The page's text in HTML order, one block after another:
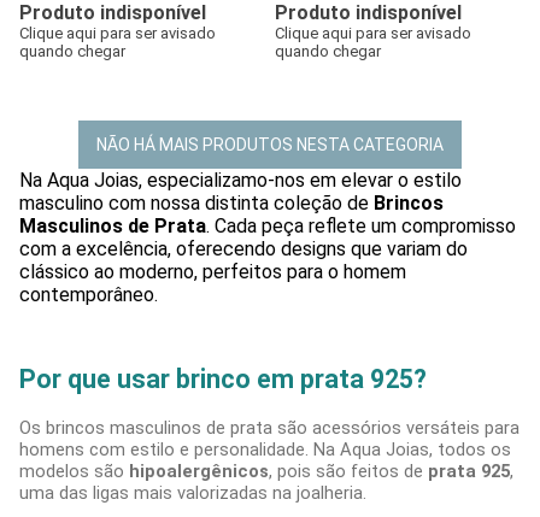
Produto indisponível
Clique aqui para ser avisado
quando chegar
Produto indisponível
Clique aqui para ser avisado
quando chegar
NÃO HÁ MAIS PRODUTOS NESTA CATEGORIA
Na Aqua Joias, especializamo-nos em elevar o estilo
masculino com nossa distinta coleção de Brincos
Masculinos de Prata. Cada peça reflete um compromisso
com a excelência, oferecendo designs que variam do
clássico ao moderno, perfeitos para o homem
contemporâneo.
Por que usar brinco em prata 925?
Os brincos masculinos de prata são acessórios versáteis para
homens com estilo e personalidade. Na Aqua Joias, todos os
modelos são hipoalergênicos, pois são feitos de prata 925,
uma das ligas mais valorizadas na joalheria.